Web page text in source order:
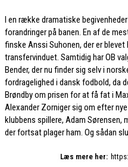
I en række dramatiske
forandringer på banen. En af de
finske Anssi Suhonen, der er
transfervinduet. Samtidig har OB
Bender, der nu finder sig selv i
fordragelighed i dansk fodbold, da
Brøndby om prisen for at få fat i
Alexander Zorniger sig om efter
klubbens spillere, Adam Sørensen,
der fortsat plager ham. Og sådan
Læs mere her: